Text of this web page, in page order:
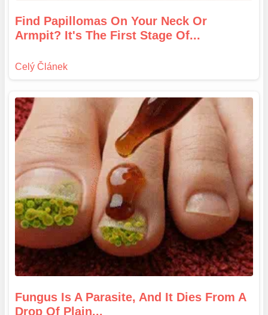
Find Papillomas On Your Neck Or
Armpit? It's The First Stage Of...
Fungus Is A Parasite, And It Dies From A
Drop Of Plain...